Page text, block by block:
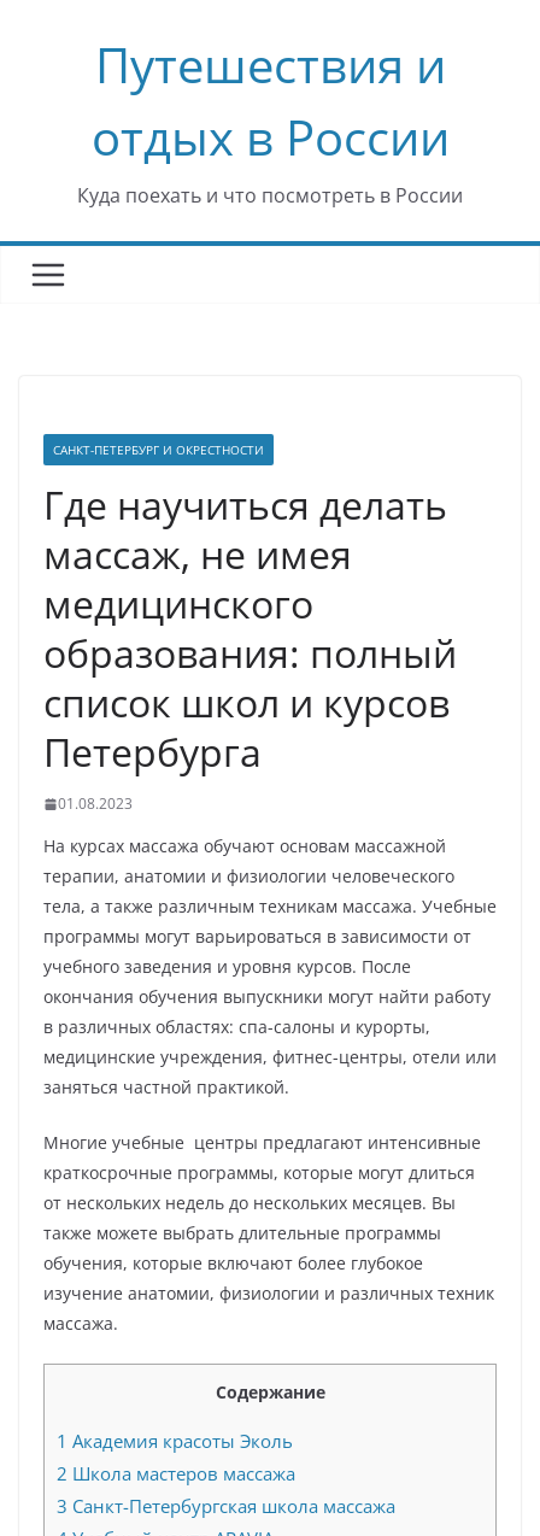
содержимомуПутешествия и
отдых в России
Куда поехать и что посмотреть в России
САНКТ-ПЕТЕРБУРГ И ОКРЕСТНОСТИ
Где научиться делать
массаж, не имея
медицинского
образования: полный
список школ и курсов
Петербурга
01.08.2023
На курсах массажа обучают основам массажной
терапии, анатомии и физиологии человеческого
тела, а также различным техникам массажа. Учебные
программы могут варьироваться в зависимости от
учебного заведения и уровня курсов. После
окончания обучения выпускники могут найти работу
в различных областях: спа-салоны и курорты,
медицинские учреждения, фитнес-центры, отели или
заняться частной практикой.
Многие учебные центры предлагают интенсивные
краткосрочные программы, которые могут длиться
от нескольких недель до нескольких месяцев. Вы
также можете выбрать длительные программы
обучения, которые включают более глубокое
изучение анатомии, физиологии и различных техник
массажа.
Содержание
1 Академия красоты Эколь
2 Школа мастеров массажа
3 Санкт-Петербургская школа массажа